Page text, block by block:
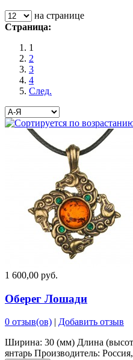
на странице
Страница:
1
2
3
4
След.
1 600,00 руб.
Оберег Лошади
0 отзыв(ов) | Добавить отзыв
Ширина: 30 (мм) Длина
янтарь Производитель: